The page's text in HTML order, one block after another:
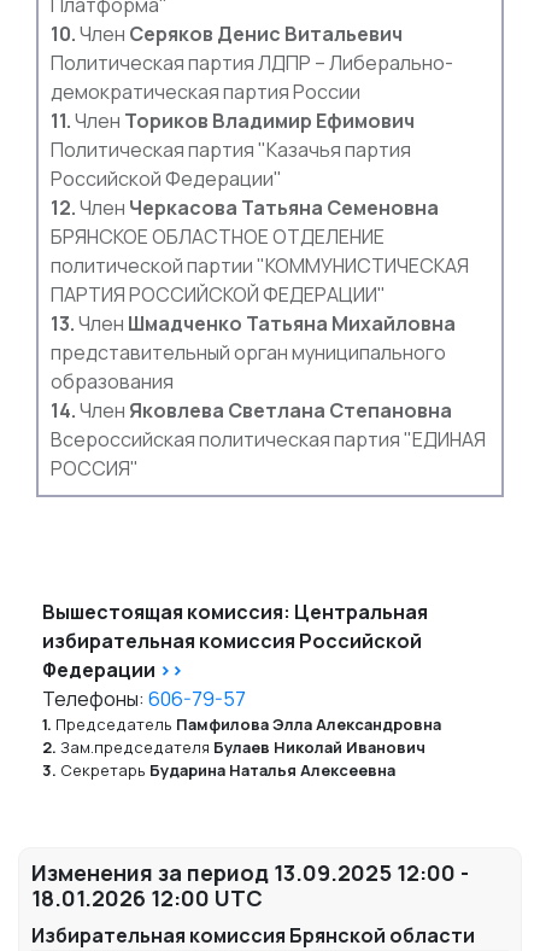
10.Член Серяков Денис Витальевич
Политическая партия ЛДПР – Либерально-
демократическая партия России
11.Член Ториков Владимир Ефимович
Политическая партия "Казачья партия
Российской Федерации"
12.Член Черкасова Татьяна Семеновна
БРЯНСКОЕ ОБЛАСТНОЕ ОТДЕЛЕНИЕ
политической партии "КОММУНИСТИЧЕСКАЯ
ПАРТИЯ РОССИЙСКОЙ ФЕДЕРАЦИИ"
13.Член Шмадченко Татьяна Михайловна
представительный орган муниципального
образования
14.Член Яковлева Светлана Степановна
Всероссийская политическая партия "ЕДИНАЯ
РОССИЯ"
Вышестоящая комиссия: Центральная
избирательная комиссия Российской
Федерации >>
Телефоны: 606-79-57
1. Председатель Памфилова Элла Александровна
2. Зам.председателя Булаев Николай Иванович
3. Секретарь Бударина Наталья Алексеевна
Изменения за период 13.09.2025 12:00 -
18.01.2026 12:00 UTC
Избирательная комиссия Брянской области